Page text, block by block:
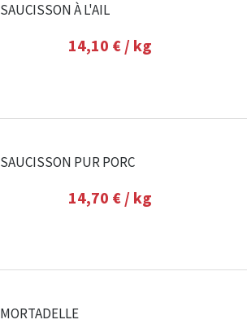
SAUCISSON À L'AIL
14,10 € / kg
SAUCISSON PUR PORC
14,70 € / kg
MORTADELLE